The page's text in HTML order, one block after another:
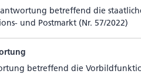
betref­fend die
und Post­markt (Nr. 57/2022)
betref­fend die